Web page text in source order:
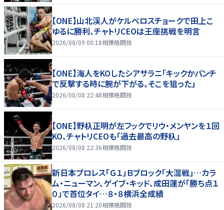
【ONE】山北渓人がケルベロスチョークで田上こ
ゆるに勝利、チャトリCEOは王座挑戦を明言
2026/08/09 00:18相撲格闘技
【ONE】海人をKOしたシアサラニ「キックかパンチ
で反撃する時に腕が下がる。そこを狙った」
2026/08/08 22:48相撲格闘技
【ONE】野杁正明が左フックでリウ・メンヤンを１回
KO、チャトリCEOも「過去最高の野杁」
2026/08/08 22:36相撲格闘技
新日本プロレス「Ｇ１」Ｂブロック「大混戦」…カラ
ム・ニューマン、ゲイブ・キッド、成田蓮が「勝ち点１
０」で首位タイ…８・８横浜全成績
2026/08/08 21:20相撲格闘技